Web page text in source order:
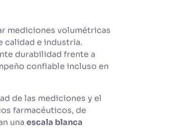
mediciones volumétricas
calidad e industria.
durabilidad frente a
confiable incluso en
de las mediciones y el
farmacéuticos, de
una escala blanca